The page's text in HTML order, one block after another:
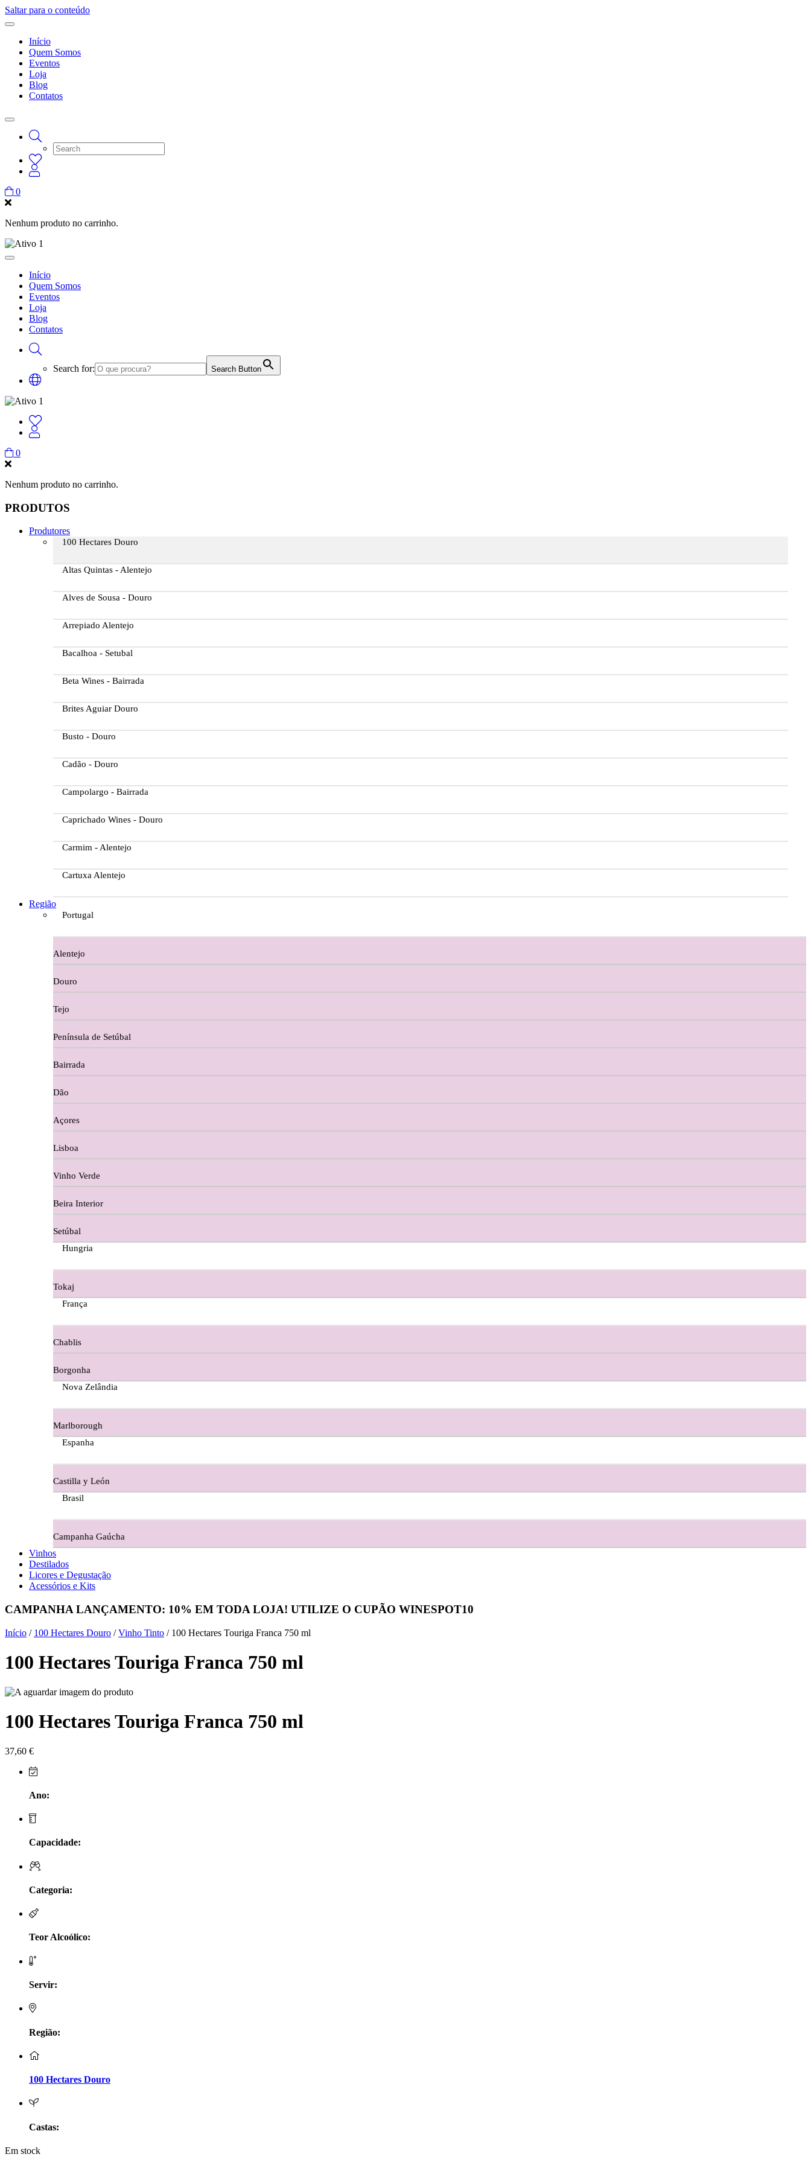
Saltar para o conteúdo
Início
Quem Somos
Eventos
Loja
Blog
Contatos
0
Nenhum produto no carrinho.
Início
Quem Somos
Eventos
Loja
Blog
Contatos
Search for: Search Button
0
Nenhum produto no carrinho.
PRODUTOS
Produtores
100 Hectares Douro
Altas Quintas - Alentejo
Alves de Sousa - Douro
Arrepiado Alentejo
Bacalhoa - Setubal
Beta Wines - Bairrada
Brites Aguiar Douro
Busto - Douro
Cadão - Douro
Campolargo - Bairrada
Caprichado Wines - Douro
Carmim - Alentejo
Cartuxa Alentejo
Casa Dos Migueis Douro
Casa Relvas Alentejo
Caves de São João - Bairrada
Charcutaria
Copos e Decanter
Cortes De Reguengo Douro
Digestivos
Divai - Alentejo
Dona Sancha Dão
Doroteia Douro
Ermelinda Freitas - Setubal
Evidencia Dão
Ferraz Wine - Beira Interior
Figueira Coriga - Alentejo
Guerreiro Vinhos - Bairrada
Herdade da Lisboa Alentejo
Herdade Do Freixo - Alentejo
Herdade do Moinho Branco - Alentejo
Herdade dos Coteis Alentejo
Lavradores da Feitoria - Douro
Região
Portugal
Alentejo
Douro
Tejo
Península de Setúbal
Bairrada
Dão
Açores
Lisboa
Vinho Verde
Beira Interior
Setúbal
Hungria
Tokaj
França
Chablis
Borgonha
Nova Zelândia
Marlborough
Espanha
Castilla y León
Brasil
Campanha Gaúcha
Vinhos
Destilados
Licores e Degustação
Acessórios e Kits
CAMPANHA LANÇAMENTO: 10% EM TODA LOJA! UTILIZE O CUPÃO WINESPOT10
Início / 100 Hectares Douro /Vinho Tinto / 100 Hectares Touriga Franca 750 ml
100 Hectares Touriga Franca 750 ml
100 Hectares Touriga Franca 750 ml
37,60 €
Ano:
Capacidade:
Categoria:
Teor Alcoólico:
Servir:
Região:
100 Hectares Douro
Castas:
Em stock